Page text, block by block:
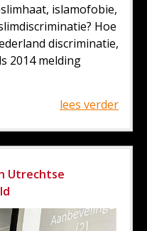
islamofobie,
Hoe
discriminatie,
2014 melding
lees verder
Utrechtse